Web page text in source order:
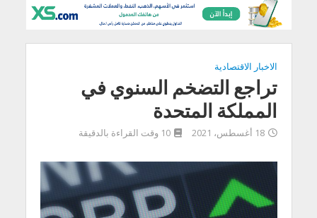
الاخبار الاقتصادية
تراجع التضخم السنوي في
المملكة المتحدة
18 أغسطس، 2021 10 وقت القراءة بالدقيقة